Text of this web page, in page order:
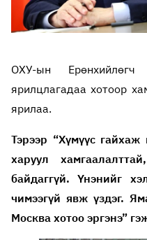
ОХУ-ын
ярилцлагадаа хотоор
ярилаа.
Тэрээр “Хүмүүс гайхаж
харуул
байдаггүй. Үнэнийг
чимээгүй явж үздэг.
Москва хотоо эргэнэ”